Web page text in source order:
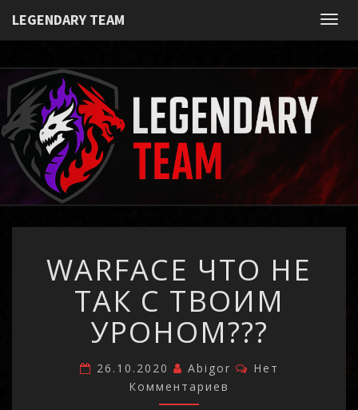
LEGENDARY TEAM
TEAM
Игровое
Сообщество
ЧТО
НЕ
ТАК
С
ТВОИМ
УРОНОМ???
WARFACE ЧТО НЕ
ТАК С ТВОИМ
УРОНОМ???
26.10.2020 Abigor Комментарии
Нет
Комментариев
Вход